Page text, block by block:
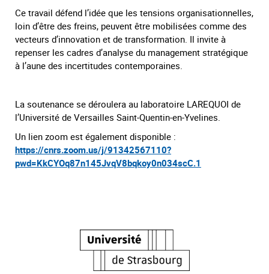
Ce travail défend l’idée que les tensions organisationnelles,
loin d’être des freins, peuvent être mobilisées comme des
vecteurs d’innovation et de transformation. Il invite à
repenser les cadres d’analyse du management stratégique
à l’aune des incertitudes contemporaines.
La soutenance se déroulera au laboratoire LAREQUOI de
l’Université de Versailles Saint-Quentin-en-Yvelines.
Un lien zoom est également disponible :
https://cnrs.zoom.us/j/91342567110?
pwd=KkCYOq87n145JvqV8bqkoy0n034scC.1